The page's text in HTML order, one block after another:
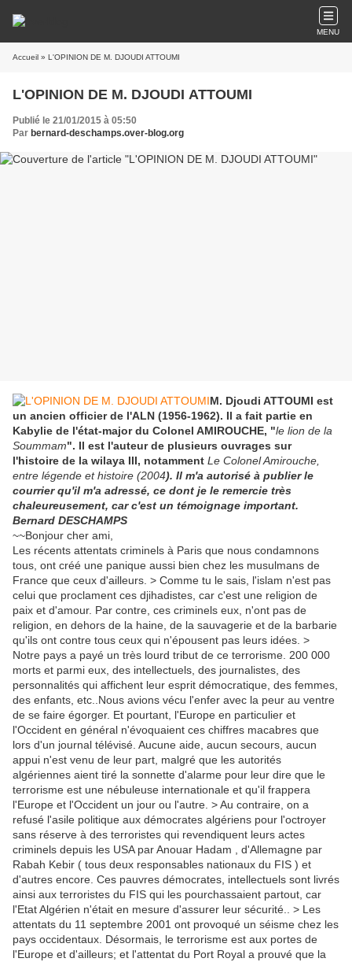
MENU
Accueil » L'OPINION DE M. DJOUDI ATTOUMI
L'OPINION DE M. DJOUDI ATTOUMI
Publié le 21/01/2015 à 05:50
Par bernard-deschamps.over-blog.org
M. Djoudi ATTOUMI est
un ancien officier de l'ALN (1956-1962). Il a fait partie en
Kabylie de l'état-major du Colonel AMIROUCHE, "le lion de la
Soummam". Il est l'auteur de plusieurs ouvrages sur
l'histoire de la wilaya III, notamment Le Colonel Amirouche,
entre légende et histoire (2004). Il m'a autorisé à publier le
courrier qu'il m'a adressé, ce dont je le remercie très
chaleureusement, car c'est un témoignage important.
Bernard DESCHAMPS
~~Bonjour cher ami,
Les récents attentats criminels à Paris que nous condamnons
tous, ont créé une panique aussi bien chez les musulmans de
France que ceux d'ailleurs. > Comme tu le sais, l'islam n'est pas
celui que proclament ces djihadistes, car c'est une religion de
paix et d'amour. Par contre, ces criminels eux, n'ont pas de
religion, en dehors de la haine, de la sauvagerie et de la barbarie
qu'ils ont contre tous ceux qui n'épousent pas leurs idées. >
Notre pays a payé un très lourd tribut de ce terrorisme. 200 000
morts et parmi eux, des intellectuels, des journalistes, des
personnalités qui affichent leur esprit démocratique, des femmes,
des enfants, etc..Nous avions vécu l'enfer avec la peur au ventre
de se faire égorger. Et pourtant, l'Europe en particulier et
l'Occident en général n'évoquaient ces chiffres macabres que
lors d'un journal télévisé. Aucune aide, aucun secours, aucun
appui n'est venu de leur part, malgré que les autorités
algériennes aient tiré la sonnette d'alarme pour leur dire que le
terrorisme est une nébuleuse internationale et qu'il frappera
l'Europe et l'Occident un jour ou l'autre. > Au contraire, on a
refusé l'asile politique aux démocrates algériens pour l'octroyer
sans réserve à des terroristes qui revendiquent leurs actes
criminels depuis les USA par Anouar Hadam , d'Allemagne par
Rabah Kebir ( tous deux responsables nationaux du FIS ) et
d'autres encore. Ces pauvres démocrates, intellectuels sont livrés
ainsi aux terroristes du FIS qui les pourchassaient partout, car
l'Etat Algérien n'était en mesure d'assurer leur sécurité.. > Les
attentats du 11 septembre 2001 ont provoqué un séisme chez les
pays occidentaux. Désormais, le terrorisme est aux portes de
l'Europe et d'ailleurs; et l'attentat du Port Royal a prouvé que la